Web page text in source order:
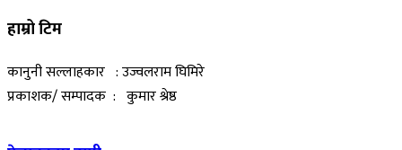
हाम्रो टिम
कानुनी सल्लाहकार : उज्वलराम घिमिरे
प्रकाशक/ सम्पादक : कुमार श्रेष्ठ